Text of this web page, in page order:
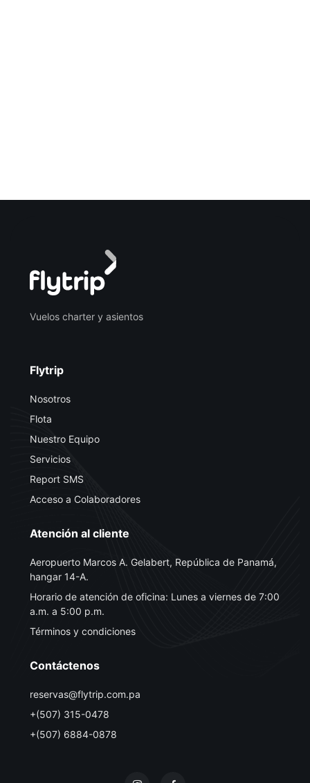
Vuelos charter y asientos
Flytrip
Nosotros
Flota
Nuestro Equipo
Servicios
Report SMS
Acceso a Colaboradores
Atención al cliente
Aeropuerto Marcos A. Gelabert, República de Panamá,
hangar 14-A.
Horario de atención de oficina: Lunes a viernes de 7:00
a.m. a 5:00 p.m.
Términos y condiciones
Contáctenos
reservas@flytrip.com.pa
+(507) 315-0478
+(507) 6884-0878